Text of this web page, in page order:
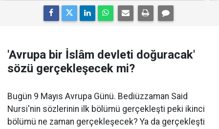
'Avrupa bir İslâm devleti doğuracak'
sözü gerçekleşecek mi?
Bugün 9 Mayıs Avrupa Günü. Bediüzzaman Said
Nursi'nin sözlerinin ilk bölümü gerçekleşti peki ikinci
bölümü ne zaman gerçekleşecek? Ya da gerçekleşti